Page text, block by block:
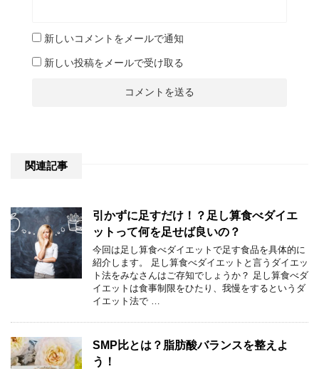
新しいコメントをメールで通知
新しい投稿をメールで受け取る
関連記事
引かずに足すだけ！？足し算食べダイエ
ットって何を足せば良いの？
今回は足し算食べダイエットで足す食品を具体的に
紹介します。 足し算食べダイエットと言うダイエッ
ト法をみなさんはご存知でしょうか？ 足し算食べダ
イエットは食事制限をひたり、我慢をするというダ
イエット法で …
SMP比とは？脂肪酸バランスを整えよ
う！